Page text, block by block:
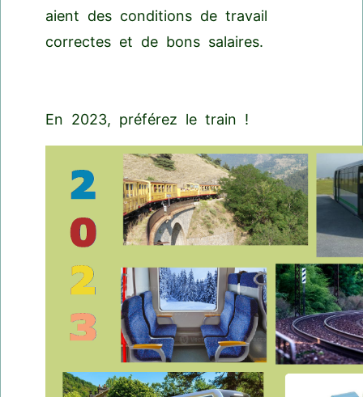
aient des conditions de travail
correctes et de bons salaires.
En 2023, préférez le train !